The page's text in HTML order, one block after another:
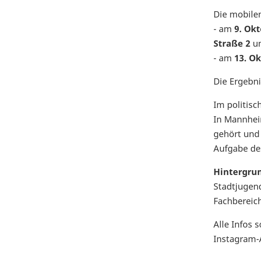
Die
- am 9.
Straße 2
- am 13.
Die
Im
In
gehört
Aufgabe
Alle Infos
Instagram-